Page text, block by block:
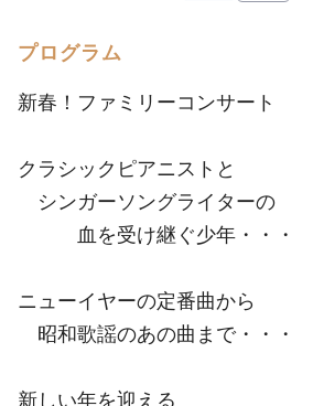
プログラム
新春！ファミリーコンサート
クラシックピアニストと
シンガーソングライターの
血を受け継ぐ少年・・・
ニューイヤーの定番曲から
昭和歌謡のあの曲まで・・・
新しい年を迎える